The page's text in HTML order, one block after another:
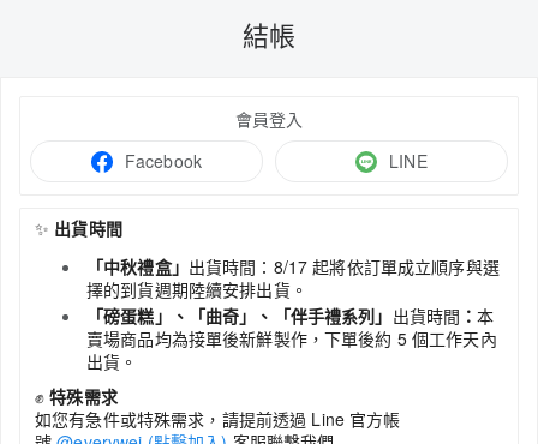
結帳
會員登入
Facebook
LINE
✨ 出貨時間
「中秋禮盒」 出貨時間：8/17 起將依訂單成立順序與選
擇的到貨週期陸續安排出貨。
「磅蛋糕」、「曲奇」、「伴手禮系列」 出貨時間 ：本
賣場商品均為接單後新鮮製作，下單後約 5 個工作天內
出貨。
✊ 特殊需求
如您有急件或特殊需求，請提前透過 Line 官方帳